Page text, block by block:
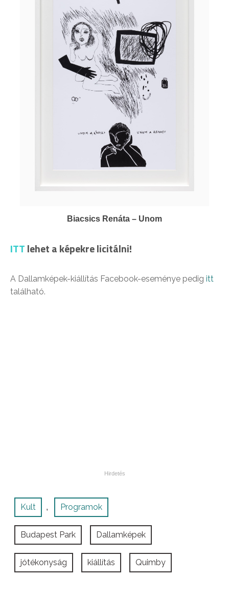
Biacsics Renáta – Unom
ITTlehet a képekre licitálni!
A Dallamképek-kiállítás Facebook-eseménye pedig itt
található.
Kult , Programok
Budapest Park Dallamképek
jótékonyság kiállítás Quimby